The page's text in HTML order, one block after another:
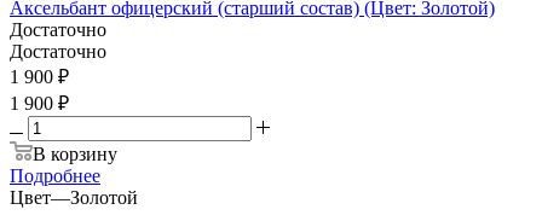
Аксельбант офицерский (старший состав) (Цвет: Золотой)
Достаточно
Достаточно
1 900 ₽
1 900 ₽
В корзину
Подробнее
Цвет—Золотой